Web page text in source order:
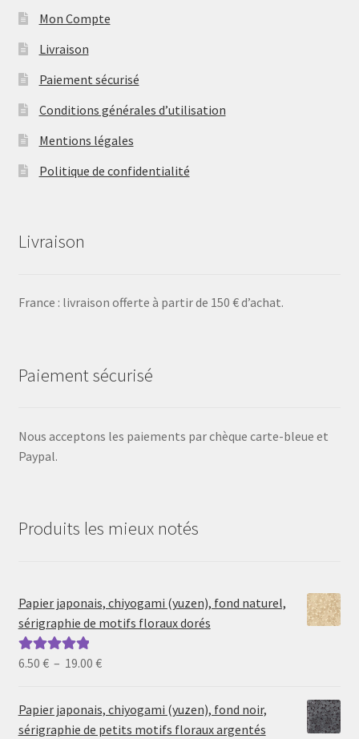
Mon Compte
Livraison
Paiement sécurisé
Conditions générales d’utilisation
Mentions légales
Politique de confidentialité
Livraison
France : livraison offerte à partir de 150 € d’achat.
Paiement sécurisé
Nous acceptons les paiements par chèque carte-bleue et
Paypal.
Produits les mieux notés
Papier japonais, chiyogami (yuzen), fond naturel,
sérigraphie de motifs floraux dorés
Note5.00sur
6.50 € – 19.00 €Plage
prix :
6.50 €
Papier japonais, chiyogami (yuzen), fond noir,
sérigraphie de petits motifs floraux argentés